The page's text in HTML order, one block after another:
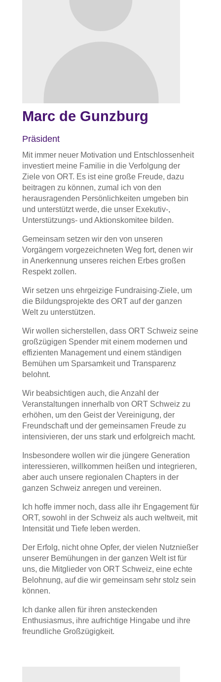
Marc de Gunzburg
Präsident
Mit immer neuer Motivation und Entschlossenheit
investiert meine Familie in die Verfolgung der
Ziele von ORT. Es ist eine große Freude, dazu
beitragen zu können, zumal ich von den
herausragenden Persönlichkeiten umgeben bin
und unterstützt werde, die unser Exekutiv-,
Unterstützungs- und Aktionskomitee bilden.
Gemeinsam setzen wir den von unseren
Vorgängern vorgezeichneten Weg fort, denen wir
in Anerkennung unseres reichen Erbes großen
Respekt zollen.
Wir setzen uns ehrgeizige Fundraising-Ziele, um
die Bildungsprojekte des ORT auf der ganzen
Welt zu unterstützen.
Wir wollen sicherstellen, dass ORT Schweiz seine
großzügigen Spender mit einem modernen und
effizienten Management und einem ständigen
Bemühen um Sparsamkeit und Transparenz
belohnt.
Wir beabsichtigen auch, die Anzahl der
Veranstaltungen innerhalb von ORT Schweiz zu
erhöhen, um den Geist der Vereinigung, der
Freundschaft und der gemeinsamen Freude zu
intensivieren, der uns stark und erfolgreich macht.
Insbesondere wollen wir die jüngere Generation
interessieren, willkommen heißen und integrieren,
aber auch unsere regionalen Chapters in der
ganzen Schweiz anregen und vereinen.
Ich hoffe immer noch, dass alle ihr Engagement für
ORT, sowohl in der Schweiz als auch weltweit, mit
Intensität und Tiefe leben werden.
Der Erfolg, nicht ohne Opfer, der vielen Nutznießer
unserer Bemühungen in der ganzen Welt ist für
uns, die Mitglieder von ORT Schweiz, eine echte
Belohnung, auf die wir gemeinsam sehr stolz sein
können.
Ich danke allen für ihren ansteckenden
Enthusiasmus, ihre aufrichtige Hingabe und ihre
freundliche Großzügigkeit.